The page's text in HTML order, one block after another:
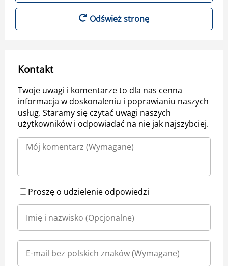
Odśwież stronę
Kontakt
Twoje uwagi i komentarze to dla nas cenna
informacja w doskonaleniu i poprawianiu naszych
usług. Staramy się czytać uwagi naszych
użytkowników i odpowiadać na nie jak najszybciej.
Proszę o udzielenie odpowiedzi